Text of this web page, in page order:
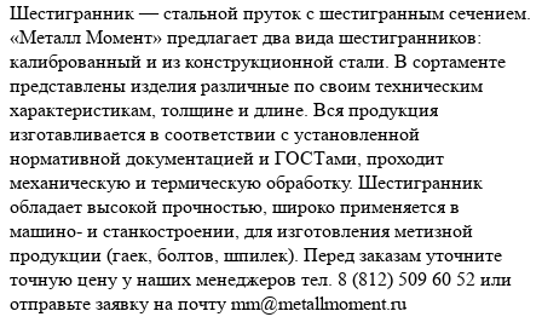
Шестигранник — стальной пруток с шестигранным сечением.
«Металл Момент» предлагает два вида шестигранников:
калиброванный и из конструкционной стали. В сортаменте
представлены изделия различные по своим техническим
характеристикам, толщине и длине. Вся продукция
изготавливается в соответствии с установленной
нормативной документацией и ГОСТами, проходит
механическую и термическую обработку. Шестигранник
обладает высокой прочностью, широко применяется в
машино- и станкостроении, для изготовления метизной
продукции (гаек, болтов, шпилек). Перед заказам уточните
точную цену у наших менеджеров тел. 8 (812) 509 60 52 или
отправьте заявку на почту mm@metallmoment.ru